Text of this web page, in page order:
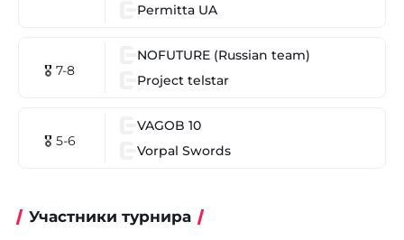
Permitta UA
🎖 7-8
NOFUTURE (Russian team)
Project telstar
🎖 5-6
VAGOB 10
Vorpal Swords
Участники турнира